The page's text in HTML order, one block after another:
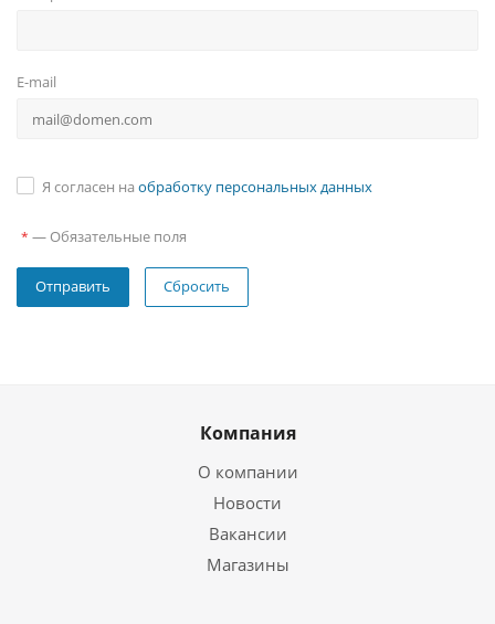
E-mail
Я согласен на обработку персональных данных
* — Обязательные поля
Сбросить
Компания
О компании
Новости
Вакансии
Магазины